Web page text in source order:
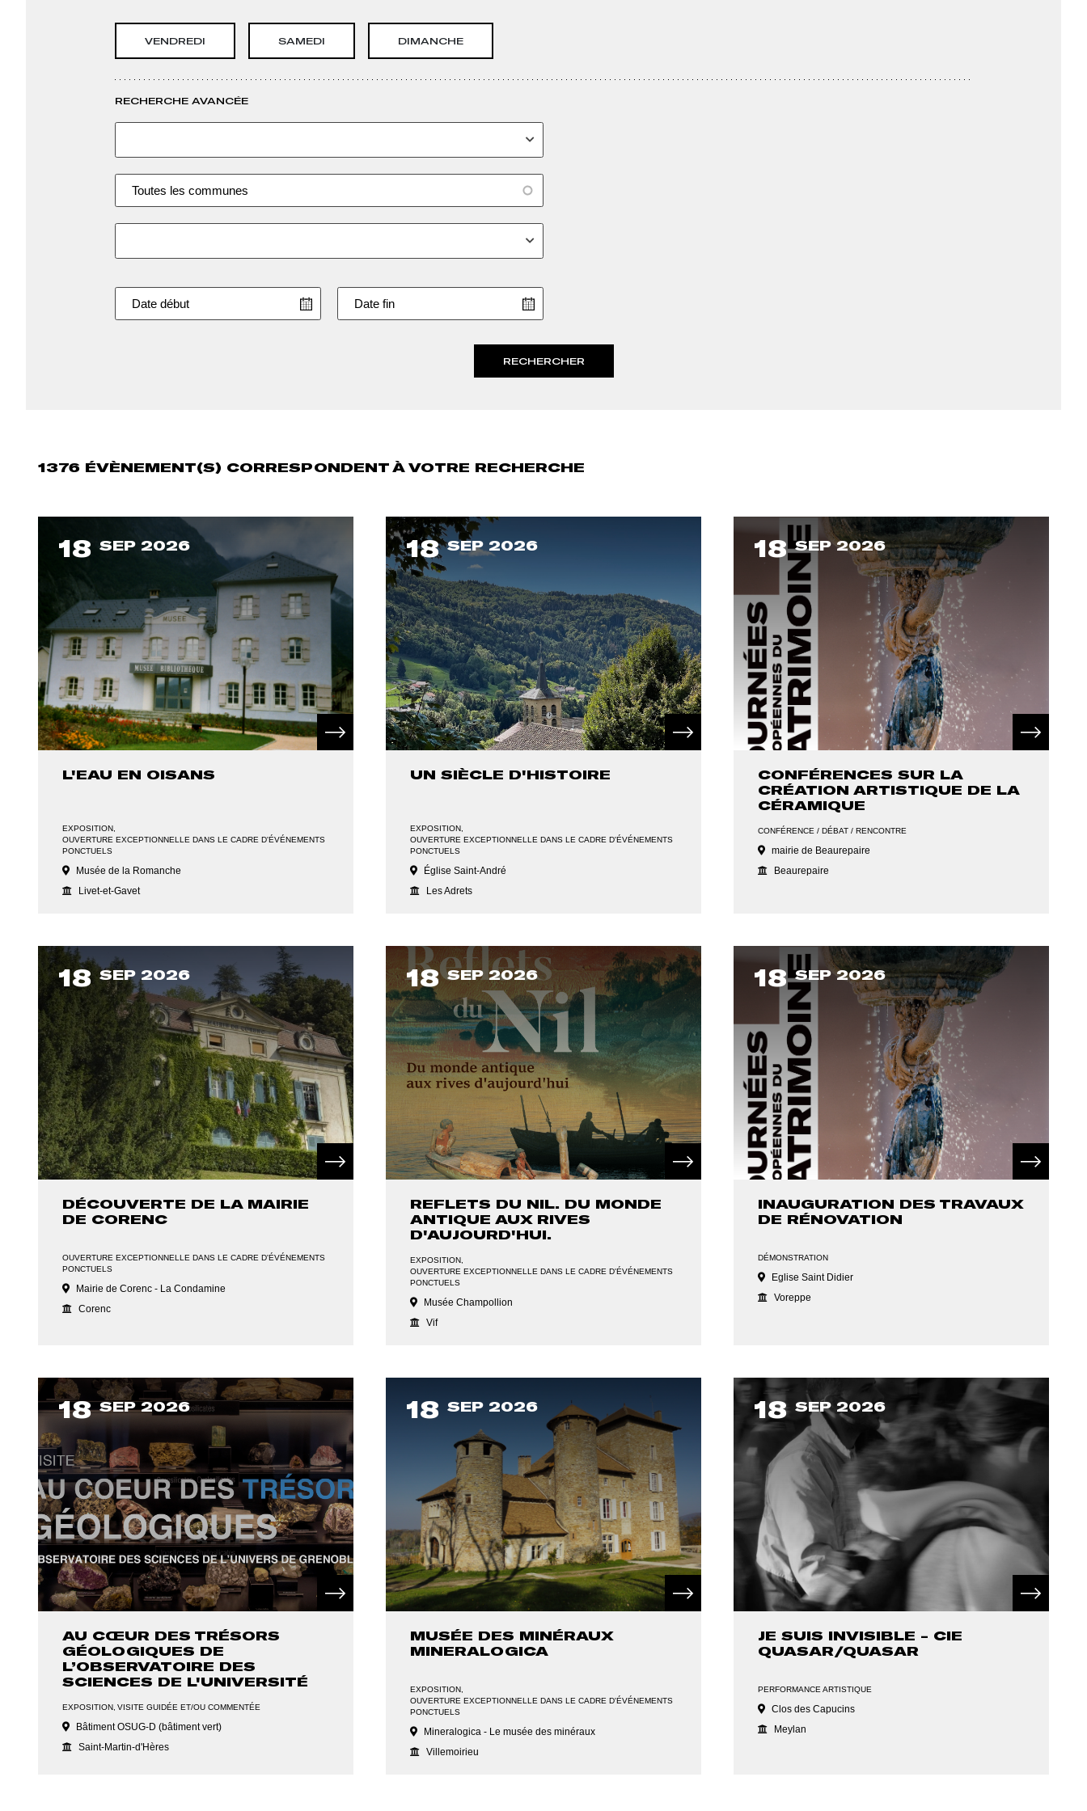
VENDREDI SAMEDI DIMANCHE
RECHERCHE AVANCÉE
1376 ÉVÈNEMENT(S) CORRESPONDENT À VOTRE RECHERCHE
L'EAU EN OISANS
EXPOSITION
OUVERTURE EXCEPTIONNELLE DANS LE CADRE D'ÉVÉNEMENTS
PONCTUELS
Musée de la Romanche
Livet-et-Gavet
18 SEP 2026
UN SIÈCLE D'HISTOIRE
EXPOSITION
OUVERTURE EXCEPTIONNELLE DANS LE CADRE D'ÉVÉNEMENTS
PONCTUELS
Église Saint-André
Les Adrets
18 SEP 2026
CONFÉRENCES SUR LA
CRÉATION ARTISTIQUE DE LA
CÉRAMIQUE
CONFÉRENCE / DÉBAT / RENCONTRE
mairie de Beaurepaire
Beaurepaire
18 SEP 2026
DÉCOUVERTE DE LA MAIRIE
DE CORENC
OUVERTURE EXCEPTIONNELLE DANS LE CADRE D'ÉVÉNEMENTS
PONCTUELS
Mairie de Corenc - La Condamine
Corenc
18 SEP 2026
REFLETS DU NIL. DU MONDE
ANTIQUE AUX RIVES
D'AUJOURD'HUI.
EXPOSITION
OUVERTURE EXCEPTIONNELLE DANS LE CADRE D'ÉVÉNEMENTS
PONCTUELS
Musée Champollion
Vif
18 SEP 2026
INAUGURATION DES TRAVAUX
DE RÉNOVATION
DÉMONSTRATION
Eglise Saint Didier
Voreppe
18 SEP 2026
AU CŒUR DES TRÉSORS
GÉOLOGIQUES DE
L’OBSERVATOIRE DES
SCIENCES DE L'UNIVERSITÉ
EXPOSITION VISITE GUIDÉE ET/OU COMMENTÉE
Bâtiment OSUG-D (bâtiment vert)
Saint-Martin-d'Hères
18 SEP 2026
MUSÉE DES MINÉRAUX
MINERALOGICA
EXPOSITION
OUVERTURE EXCEPTIONNELLE DANS LE CADRE D'ÉVÉNEMENTS
PONCTUELS
Mineralogica - Le musée des minéraux
Villemoirieu
18 SEP 2026
JE SUIS INVISIBLE - CIE
QUASAR/QUASAR
PERFORMANCE ARTISTIQUE
Clos des Capucins
Meylan
18 SEP 2026